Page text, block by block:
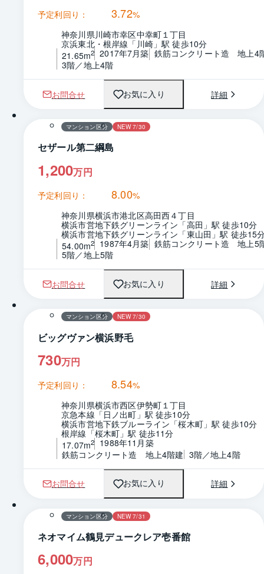
予定利回り： 3.72%
神奈川県川崎市幸区中幸町１丁目
京浜東北・根岸線「川崎」駅 徒歩10分
21.65m2 2017年7月築 鉄筋コンクリート造　地上4
3階／地上4階
お問合せ お気に入り 詳細
1 / 0 間取り
マンション区分 NEW 7/30
セザール第二綱島
1,200万円
予定利回り： 8.00%
神奈川県横浜市港北区高田西４丁目
横浜市営地下鉄グリーンライン「高田」駅 徒歩10分
横浜市営地下鉄グリーンライン「東山田」駅 徒歩15
54.00m2 1987年4月築 鉄筋コンクリート造　地上5
5階／地上5階
お問合せ お気に入り 詳細
1 / 0 間取り
マンション区分 NEW 7/30
ビッグヴァン横浜野毛
730万円
予定利回り： 8.54%
神奈川県横浜市西区伊勢町１丁目
京急本線「日ノ出町」駅 徒歩10分
横浜市営地下鉄ブルーライン「桜木町」駅 徒歩10分
根岸線「桜木町」駅 徒歩11分
17.07m2
1988年11月築
鉄筋コンクリート造　地上4階建 3階／地上4階
お問合せ お気に入り 詳細
1 / 0 間取り
マンション区分 NEW 7/31
ネオマイム鶴見デュークレア壱番館
6,000万円